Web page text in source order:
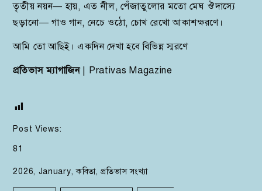
তৃতীয় নয়ন— হায়, এত নীল, পেঁজাতুলোর মতো মেঘ ঔদাস্যে
ছড়ানো— গাও গান, নেচে ওঠো, চোখ রেখো আকাশক্ষরণে।
আমি তো আছিই। একদিন দেখা হবে বিভিন্ন স্মরণে
প্রতিভাস ম্যাগাজিন| Prativas Magazine
Post Views:
81
2026, January,কবিতা,প্রতিভাস সংখ্যা